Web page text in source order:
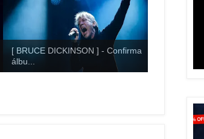
[ BRUCE DICKINSON ] - Confirma
álbu...